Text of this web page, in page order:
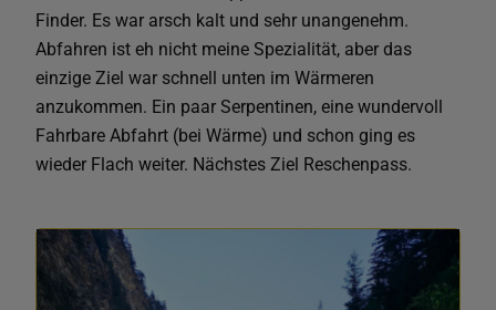
Finder. Es war arsch kalt und sehr unangenehm.
Abfahren ist eh nicht meine Spezialität, aber das
einzige Ziel war schnell unten im Wärmeren
anzukommen. Ein paar Serpentinen, eine wundervoll
Fahrbare Abfahrt (bei Wärme) und schon ging es
wieder Flach weiter. Nächstes Ziel Reschenpass.